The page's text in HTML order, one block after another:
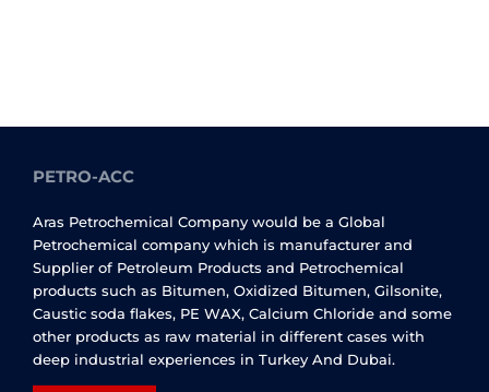
PETRO-ACC
Aras Petrochemical Company would be a Global
Petrochemical company which is manufacturer and
Supplier of Petroleum Products and Petrochemical
products such as Bitumen, Oxidized Bitumen, Gilsonite,
Caustic soda flakes, PE WAX, Calcium Chloride and some
other products as raw material in different cases with
deep industrial experiences in Turkey And Dubai.